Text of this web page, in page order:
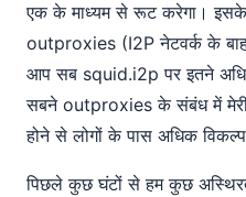
एक के माध्यम से रूट करेगा।
outproxies (I2P नेटवर्क के
आप सब squid.i2p पर इतने
सबने outproxies के संबंध में मेरी
होने से लोगों के पास अधिक
पिछले कुछ घंटों से हम कुछ